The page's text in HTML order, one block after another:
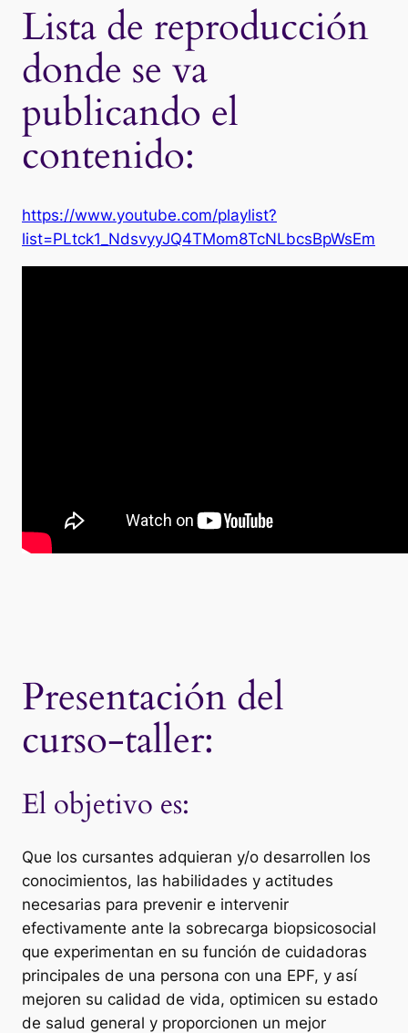
Lista de reproducción
donde se va
publicando el
contenido:
https://www.youtube.com/playlist?
list=PLtck1_NdsvyyJQ4TMom8TcNLbcsBpWsEm
Presentación del
curso-taller:
El objetivo es:
Que los cursantes adquieran y/o desarrollen los
conocimientos, las habilidades y actitudes
necesarias para prevenir e intervenir
efectivamente ante la sobrecarga biopsicosocial
que experimentan en su función de cuidadoras
principales de una persona con una EPF, y así
mejoren su calidad de vida, optimicen su estado
de salud general y proporcionen un mejor